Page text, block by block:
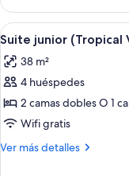
junior
(U)
Abrir
todas
las
fotos
de
Suite
junior
4
Suite junior (Tropical
38 m²
4 huéspedes
2 camas dobles O 1
Wifi gratis
Ver más detalles
Más